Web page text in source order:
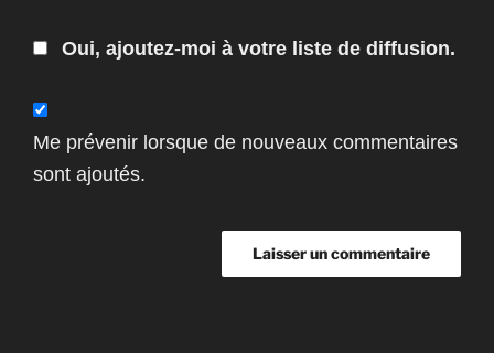
Oui, ajoutez-moi à votre liste de diffusion.
Me prévenir lorsque de nouveaux commentaires
sont ajoutés.